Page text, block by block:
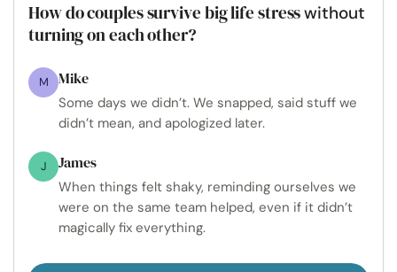
How do couples survive big life stresswithout
turning on each other?
M Mike
Some days we didn’t. We snapped, said stuff we
didn’t mean, and apologized later.
J James
When things felt shaky, reminding ourselves we
were on the same team helped, even if it didn’t
magically fix everything.